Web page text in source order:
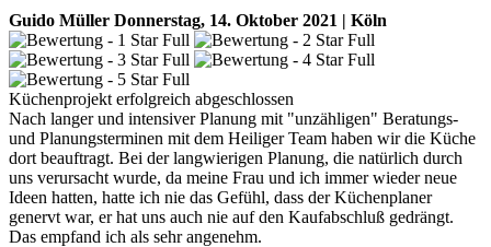
Guido Müller Donnerstag, 14. Oktober 2021 | Köln
Küchenprojekt erfolgreich abgeschlossen
Nach langer und intensiver Planung mit "unzähligen" Beratungs-
und Planungsterminen mit dem Heiliger Team haben wir die Küche
dort beauftragt. Bei der langwierigen Planung, die natürlich durch
uns verursacht wurde, da meine Frau und ich immer wieder neue
Ideen hatten, hatte ich nie das Gefühl, dass der Küchenplaner
genervt war, er hat uns auch nie auf den Kaufabschluß gedrängt.
Das empfand ich als sehr angenehm.